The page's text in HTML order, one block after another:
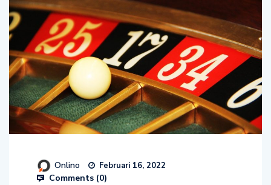
Onlino Februari 16, 2022
Comments (0)